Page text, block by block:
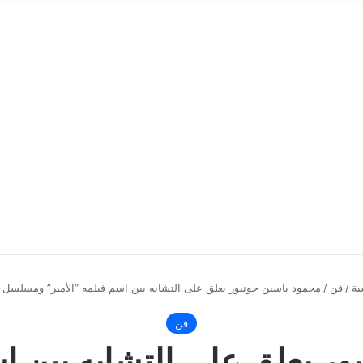
/ فن / محمود ياسين جونيور يعلق على التشابه بين اسم فيلمه “الأمير”
فن